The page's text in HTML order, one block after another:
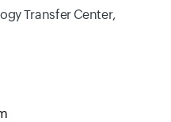
Transfer Center,